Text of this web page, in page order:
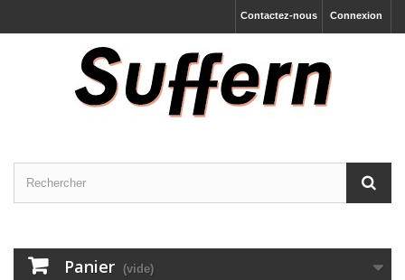
Connexion
Contactez-nous
Panier (vide)